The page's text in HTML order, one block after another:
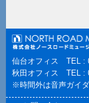
仙台オフィス TEL :
秋田オフィス TEL :
※時間外は音声ガイ